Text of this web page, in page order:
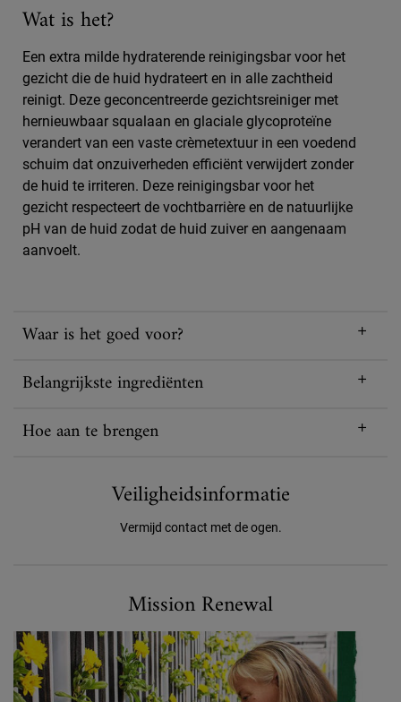
Wat is het?
Een extra milde hydraterende reinigingsbar voor het
gezicht die de huid hydrateert en in alle zachtheid
reinigt. Deze geconcentreerde gezichtsreiniger met
hernieuwbaar squalaan en glaciale glycoproteïne
verandert van een vaste crèmetextuur in een voedend
schuim dat onzuiverheden efficiënt verwijdert zonder
de huid te irriteren. Deze reinigingsbar voor het
gezicht respecteert de vochtbarrière en de natuurlijke
pH van de huid zodat de huid zuiver en aangenaam
aanvoelt.
Waar is het goed voor?
Belangrijkste ingrediënten
Hoe aan te brengen
Veiligheidsinformatie
Vermijd contact met de ogen.
Mission Renewal